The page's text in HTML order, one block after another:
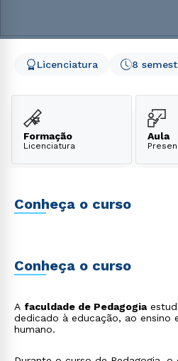
8
Licenciatura
Formação
Licenciatura
Aula
Conheça o curso
Conheça o curso
A faculdade de Pedagogia
dedicado à educação, ao ensino
humano.